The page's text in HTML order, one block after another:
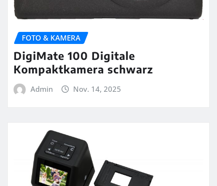
FOTO & KAMERA
DigiMate 100 Digitale
Kompaktkamera schwarz
Admin Nov. 14, 2025